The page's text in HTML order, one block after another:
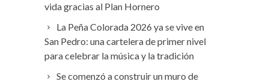
vida gracias al Plan Hornero
La Peña Colorada 2026 ya se vive en
San Pedro: una cartelera de primer nivel
para celebrar la música y la tradición
Se comenzó a construir un muro de